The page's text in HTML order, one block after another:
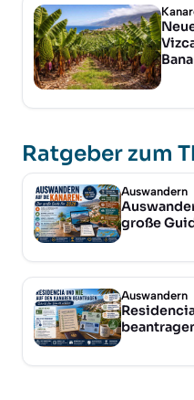
Ratgeber zum
Auswandern
große
Auswandern